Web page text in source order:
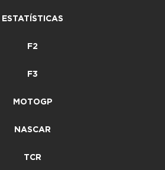
ESTATÍSTICAS
F2
F3
MOTOGP
NASCAR
TCR